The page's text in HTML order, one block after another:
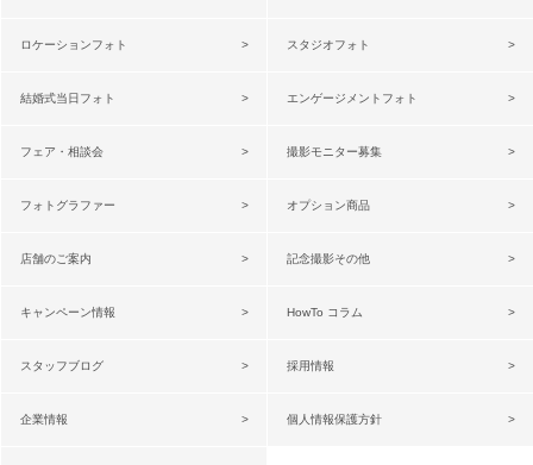
ロケーションフォト スタジオフォト
結婚式当日フォト エンゲージメントフォト
フェア・相談会 撮影モニター募集
フォトグラファー オプション商品
店舗のご案内 記念撮影その他
キャンペーン情報 HowTo コラム
スタッフブログ 採用情報
企業情報 個人情報保護方針